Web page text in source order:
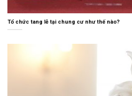
Tổ chức tang lễ tại chung cư như thế nào?